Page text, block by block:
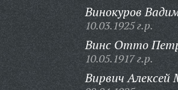
Винокуров
10.03.1925 г.р.
Винс Отто
10.05.1917 г.р.
Вирвич Алексей